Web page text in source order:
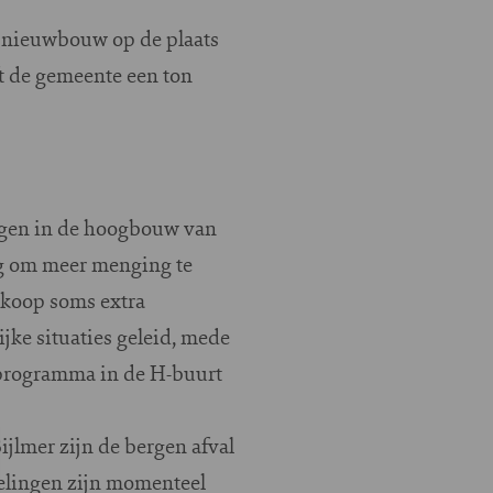
op de plaats
gemeente een ton
in de hoogbouw van
meer menging te
soms extra
situaties geleid, mede
in de H-buurt
zijn de bergen afval
zijn momenteel